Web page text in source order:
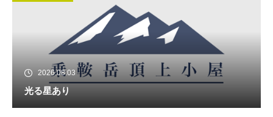
2026.08.03
光る星あり